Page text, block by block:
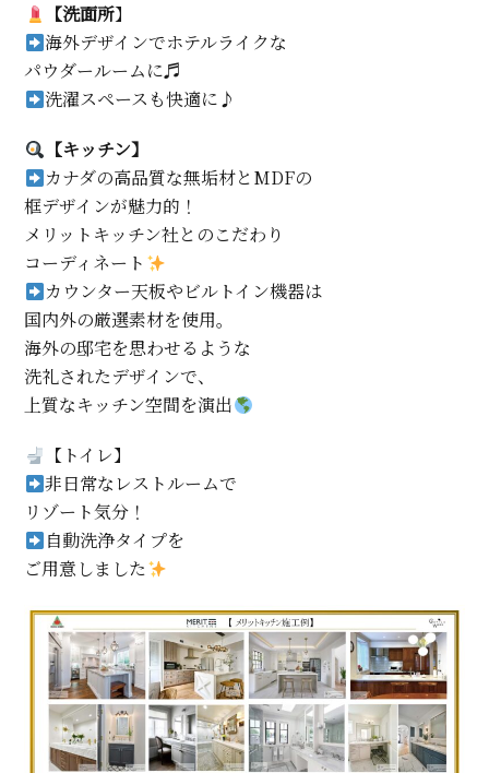
【洗面所】
海外デザインでホテルライクな
パウダールームに♬
洗濯スペースも快適に♪
【キッチン】
カナダの高品質な無垢材とMDFの
框デザインが魅力的！
メリットキッチン社とのこだわり
コーディネート
カウンター天板やビルトイン機器は
国内外の厳選素材を使用。
海外の邸宅を思わせるような
洗礼されたデザインで、
上質なキッチン空間を演出
【トイレ】
非日常なレストルームで
リゾート気分！
自動洗浄タイプを
ご用意しました